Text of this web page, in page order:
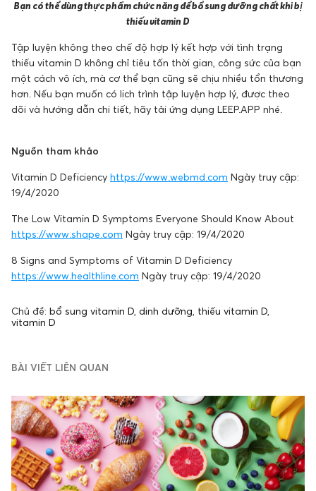
Bạn có thể dùng thực phẩm chức năng để bổ sung dưỡng chất khi bị
thiếu vitamin D
Tập luyện không theo chế độ hợp lý kết hợp với tình trạng
thiếu vitamin D không chỉ tiêu tốn thời gian, công sức của bạn
một cách vô ích, mà cơ thể bạn cũng sẽ chịu nhiều tổn thương
hơn. Nếu bạn muốn có lịch trình tập luyện hợp lý, được theo
dõi và hướng dẫn chi tiết, hãy tải ứng dụng LEEP.APP nhé.
Nguồn tham khảo
Vitamin D Deficiency https://www.webmd.com Ngày truy cập:
19/4/2020
The Low Vitamin D Symptoms Everyone Should Know About
https://www.shape.com Ngày truy cập: 19/4/2020
8 Signs and Symptoms of Vitamin D Deficiency
https://www.healthline.com Ngày truy cập: 19/4/2020
Chủ đề: bổ sung vitamin D dinh dưỡng thiếu vitamin D
vitamin D
BÀI VIẾT LIÊN QUAN